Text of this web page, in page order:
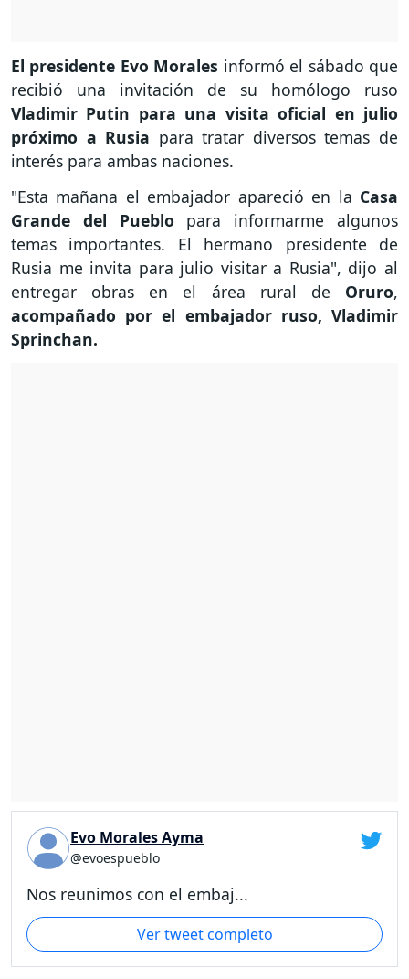
El presidente Evo Morales informó el sábado que
recibió una invitación de su homólogo ruso
Vladimir Putin para una visita oficial en julio
próximo a Rusia para tratar diversos temas de
interés para ambas naciones.
"Esta mañana el embajador apareció en la Casa
Grande del Pueblo para informarme algunos
temas importantes. El hermano presidente de
Rusia me invita para julio visitar a Rusia", dijo al
entregar obras en el área rural de Oruro,
acompañado por el embajador ruso, Vladimir
Sprinchan.
Evo Morales Ayma
@evoespueblo
Nos reunimos con el embaj...
Ver tweet completo